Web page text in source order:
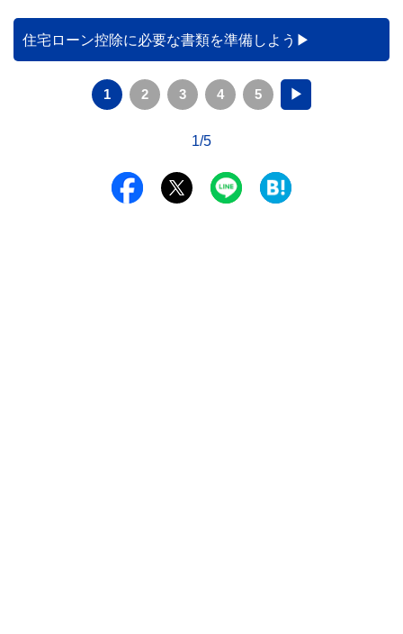
住宅ローン控除に必要な書類を準備しよう
1 2 3 4 5 ▶
1/5